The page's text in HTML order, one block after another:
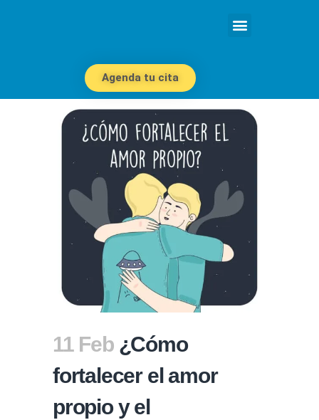
Agenda tu cita
11 Feb¿Cómo
fortalecer el amor
propio y el